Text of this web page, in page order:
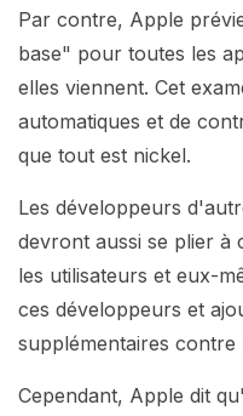
Par contre, Apple
base" pour toutes les
elles viennent. Cet
automatiques et de
que tout est nickel.
Les développeurs
devront aussi se plier à
les utilisateurs et eux-
ces développeurs et
supplémentaires contre
Cependant, Apple dit